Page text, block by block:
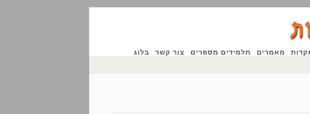
מאמרים תלמידים מספרים צור קשר בלוג